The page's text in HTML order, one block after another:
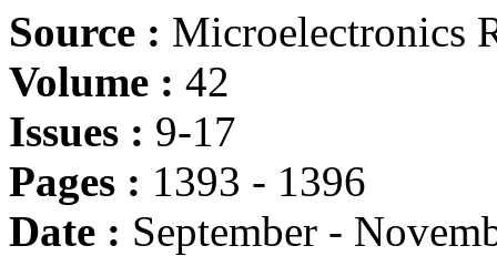
Source : Microelectronics
Volume : 42
Issues : 9-17
Pages : 1393 - 1396
Date : September -